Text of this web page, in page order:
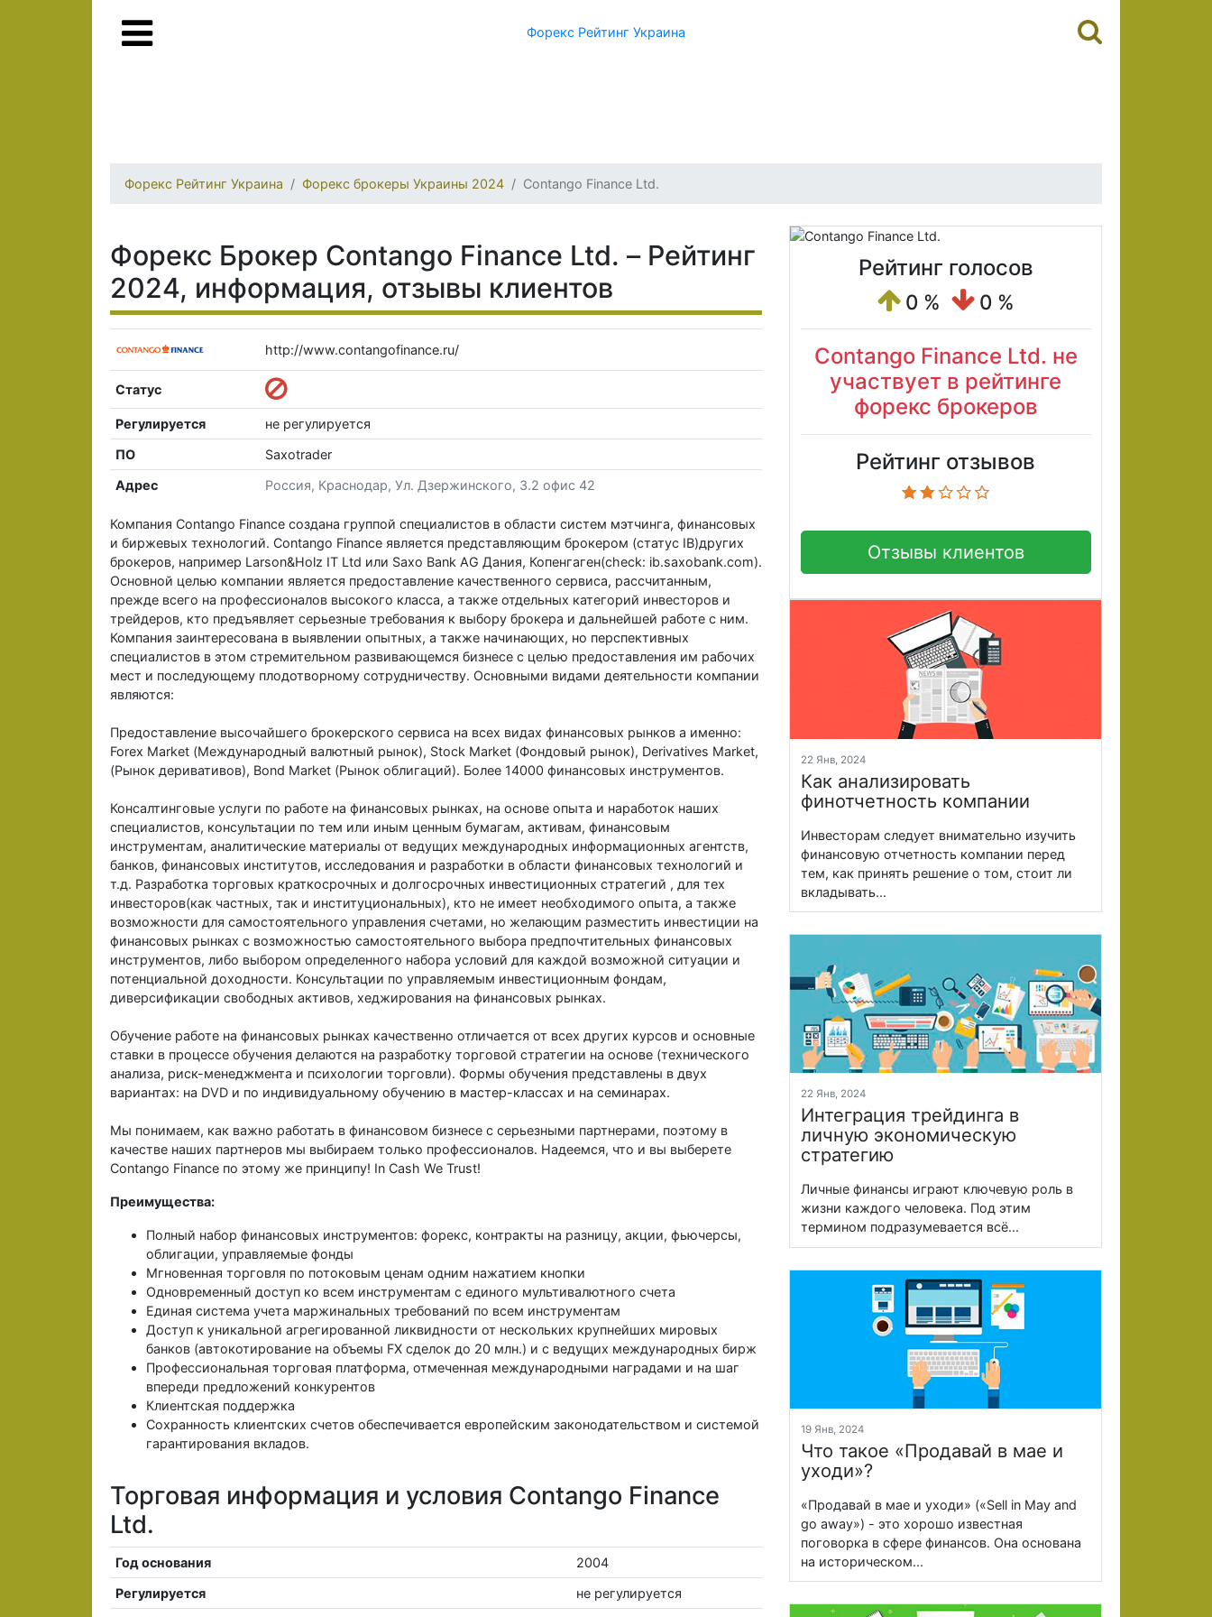
Форекс Рейтинг Украина
Форекс Рейтинг Украина Форекс брокеры Украины 2024 Contango Finance Ltd.
Форекс Брокер Contango Finance Ltd. – Рейтинг
2024, информация, отзывы клиентов
http://www.contangofinance.ru/
Статус
Регулируется
не регулируется
ПО
Saxotrader
Адрес
Россия, Краснодар, Ул. Дзержинского, 3.2 офис 42
Компания Сontango Finance создана группой специалистов в области систем мэтчинга, финансовых
и биржевых технологий. Contango Finance является представляющим брокером (статус IB)других
брокеров, например Larson&Holz IT Ltd или Saxo Bank AG Дания, Копенгаген(check: ib.saxobank.com).
Основной целью компании является предоставление качественного сервиса, рассчитанным,
прежде всего на профессионалов высокого класса, а также отдельных категорий инвесторов и
трейдеров, кто предъявляет серьезные требования к выбору брокера и дальнейшей работе с ним.
Компания заинтересована в выявлении опытных, а также начинающих, но перспективных
специалистов в этом стремительном развивающемся бизнесе с целью предоставления им рабочих
мест и последующему плодотворному сотрудничеству. Основными видами деятельности компании
являются:
Предоставление высочайшего брокерского сервиса на всех видах финансовых рынков а именно:
Forex Market (Международный валютный рынок), Stock Market (Фондовый рынок), Derivatives Market,
(Рынок деривативов), Bond Market (Рынок облигаций). Более 14000 финансовых инструментов.
Консалтинговые услуги по работе на финансовых рынках, на основе опыта и наработок наших
специалистов, консультации по тем или иным ценным бумагам, активам, финансовым
инструментам, аналитические материалы от ведущих международных информационных агентств,
банков, финансовых институтов, исследования и разработки в области финансовых технологий и
т.д. Разработка торговых краткосрочных и долгосрочных инвестиционных стратегий , для тех
инвесторов(как частных, так и институциональных), кто не имеет необходимого опыта, а также
возможности для самостоятельного управления счетами, но желающим разместить инвестиции на
финансовых рынках с возможностью самостоятельного выбора предпочтительных финансовых
инструментов, либо выбором определенного набора условий для каждой возможной ситуации и
потенциальной доходности. Консультации по управляемым инвестиционным фондам,
диверсификации свободных активов, хеджирования на финансовых рынках.
Обучение работе на финансовых рынках качественно отличается от всех других курсов и основные
ставки в процессе обучения делаются на разработку торговой стратегии на основе (технического
анализа, риск-менеджмента и психологии торговли). Формы обучения представлены в двух
вариантах: на DVD и по индивидуальному обучению в мастер-классах и на семинарах.
Мы понимаем, как важно работать в финансовом бизнесе с серьезными партнерами, поэтому в
качестве наших партнеров мы выбираем только профессионалов. Надеемся, что и вы выберете
Сontango Finance по этому же принципу! In Cash We Trust!
Преимущества:
Полный набор финансовых инструментов: форекс, контракты на разницу, акции, фьючерсы,
облигации, управляемые фонды
Мгновенная торговля по потоковым ценам одним нажатием кнопки
Одновременный доступ ко всем инструментам с единого мультивалютного счета
Единая система учета маржинальных требований по всем инструментам
Доступ к уникальной агрегированной ликвидности от нескольких крупнейших мировых
банков (автокотирование на объемы FX сделок до 20 млн.) и с ведущих международных бирж
Профессиональная торговая платформа, отмеченная международными наградами и на шаг
впереди предложений конкурентов
Клиентская поддержка
Сохранность клиентских счетов обеспечивается европейским законодательством и системой
гарантирования вкладов.
Торговая информация и условия Contango Finance
Ltd.
Год основания
2004
Регулируется
не регулируется
Рейтинг голосов
0 % 0 %
Contango Finance Ltd. не
участвует в рейтинге
форекс брокеров
Рейтинг отзывов
Отзывы клиентов
22 Янв, 2024
Как анализировать
финотчетность компании
Инвесторам следует внимательно изучить
финансовую отчетность компании перед
тем, как принять решение о том, стоит ли
вкладывать...
22 Янв, 2024
Интеграция трейдинга в
личную экономическую
стратегию
Личные финансы играют ключевую роль в
жизни каждого человека. Под этим
термином подразумевается всё...
19 Янв, 2024
Что такое «Продавай в мае и
уходи»?
«Продавай в мае и уходи» («Sell in May and
go away») - это хорошо известная
поговорка в сфере финансов. Она основана
на историческом...